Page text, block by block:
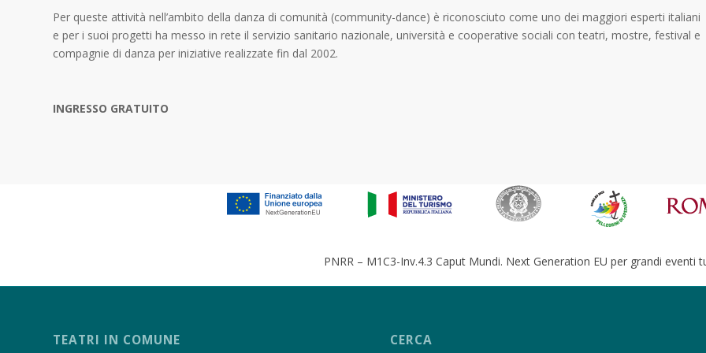
Per queste attività nell’ambito della danza di comunità (community-dance) è riconosciuto come uno dei maggiori esperti italiani
e per i suoi progetti ha messo in rete il servizio sanitario nazionale, università e cooperative sociali con teatri, mostre, festival e
compagnie di danza per iniziative realizzate fin dal 2002.
INGRESSO GRATUITO
PNRR – M1C3-Inv.4.3 Caput Mundi. Next Generation EU per grandi eventi
TEATRI IN COMUNE CERCA